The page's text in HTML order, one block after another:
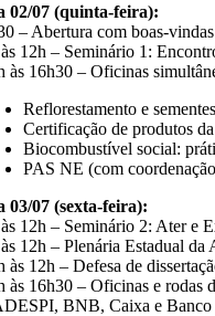
02/07 (quinta-feira):
– Abertura com boas-
12h – Seminário 1:
às 16h30 – Oficinas
Reflorestamento e
Certificação de produtos
Biocombustível social:
PAS NE (com
03/07 (sexta-feira):
12h – Seminário 2: Ater
12h – Plenária Estadual
às 12h – Defesa de
às 16h30 – Oficinas e rodas
BNB, Caixa e Banco